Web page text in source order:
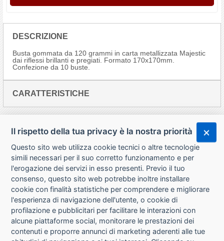
DESCRIZIONE
Busta gommata da 120 grammi in carta metallizzata Majestic
dai riflessi brillanti e pregiati. Formato 170x170mm.
Confezione da 10 buste.
CARATTERISTICHE
CHI SIAMO
CONTATTI
Il rispetto della tua privacy è la nostra priorità
Questo sito web utilizza cookie tecnici o altre tecnologie
simili necessari per il suo corretto funzionamento e per
l'erogazione dei servizi in esso presenti. Previo il tuo
consenso, questo sito web potrebbe inoltre installare
cookie con finalità statistiche per comprendere e migliorare
l'esperienza di navigazione dell'utente, o cookie di
profilazione e pubblicitari per facilitare le interazioni con
alcune piattaforme social, monitorare le prestazioni dei
contenuti e proporre annunci di marketing aderenti alle tue